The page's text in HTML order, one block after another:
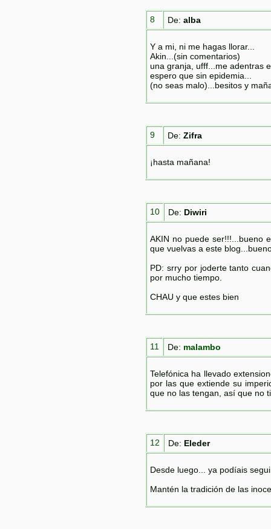
8 De: alba
Y a mi, ni me hagas llorar...
Akin...(sin comentarios)
una granja, ufff...me adentras
espero que sin epidemia...
(no seas malo)...besitos y
9 De: Zifra
¡hasta mañana!
10 De: Diwiri
AKIN no puede ser!!!...bueno
que vuelvas a este
PD: srry por joderte tanto
por mucho tiempo.
CHAU y que estes bien
11 De: malambo
Telefónica ha llevado
por las que extiende su
que no las tengan, así que no
12 De: Eleder
Desde luego... ya podíais
Mantén la tradición de las